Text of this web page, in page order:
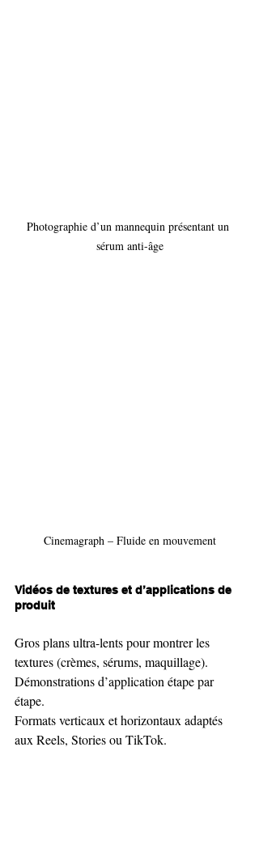
Photographie d’un mannequin présentant un
sérum anti-âge
Cinemagraph – Fluide en mouvement
Vidéos de textures et d’applications de
produit
Gros plans ultra-lents pour montrer les
textures (crèmes, sérums, maquillage).
Démonstrations d’application étape par
étape.
Formats verticaux et horizontaux adaptés
aux Reels, Stories ou TikTok.